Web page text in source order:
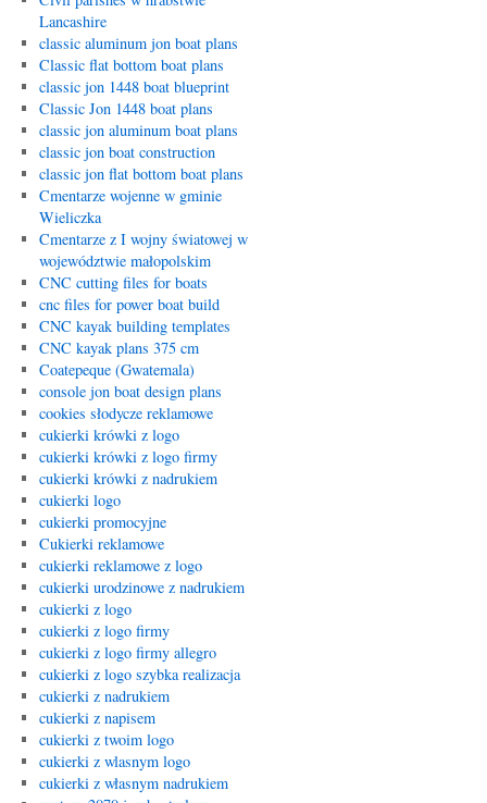
Lancashire
classic aluminum jon boat plans
Classic flat bottom boat plans
classic jon 1448 boat blueprint
Classic Jon 1448 boat plans
classic jon aluminum boat plans
classic jon boat construction
classic jon flat bottom boat plans
Cmentarze wojenne w gminie
Wieliczka
Cmentarze z I wojny światowej w
województwie małopolskim
CNC cutting files for boats
cnc files for power boat build
CNC kayak building templates
CNC kayak plans 375 cm
Coatepeque (Gwatemala)
console jon boat design plans
cookies słodycze reklamowe
cukierki krówki z logo
cukierki krówki z logo firmy
cukierki krówki z nadrukiem
cukierki logo
cukierki promocyjne
Cukierki reklamowe
cukierki reklamowe z logo
cukierki urodzinowe z nadrukiem
cukierki z logo
cukierki z logo firmy
cukierki z logo firmy allegro
cukierki z logo szybka realizacja
cukierki z nadrukiem
cukierki z napisem
cukierki z twoim logo
cukierki z wlasnym logo
cukierki z własnym nadrukiem